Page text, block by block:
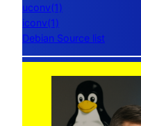
uconv(1)
iconv(1)
Debian Source list